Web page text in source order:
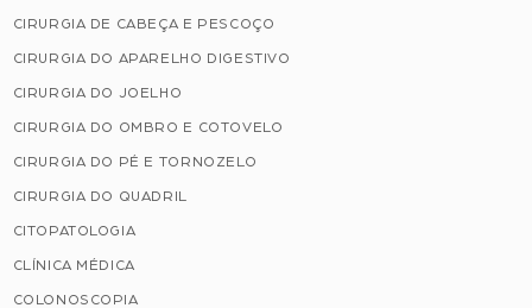
CIRURGIA DE CABEÇA E PESCOÇO
CIRURGIA DO APARELHO DIGESTIVO
CIRURGIA DO JOELHO
CIRURGIA DO OMBRO E COTOVELO
CIRURGIA DO PÉ E TORNOZELO
CIRURGIA DO QUADRIL
CITOPATOLOGIA
CLÍNICA MÉDICA
COLONOSCOPIA